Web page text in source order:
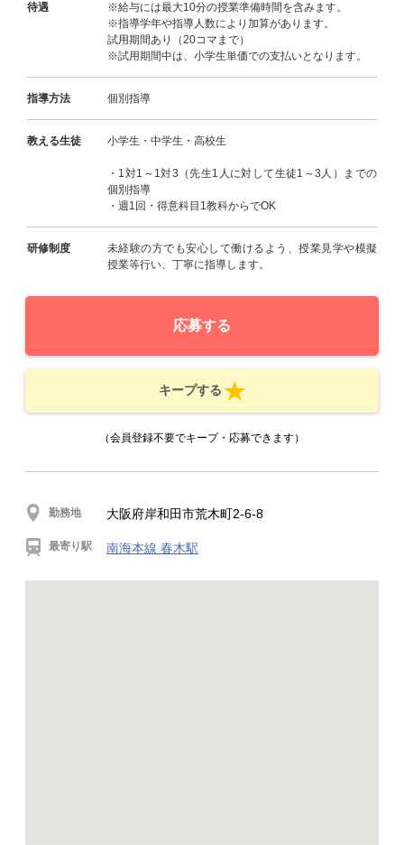
待遇
※給与には最大10分の授業準備時間を含みます。
※指導学年や指導人数により加算があります。
試用期間あり（20コマまで）
※試用期間中は、小学生単価での支払いとなります。
指導方法 個別指導
教える生徒 小学生・中学生・高校生
・1対1～1対3（先生1人に対して生徒1～3人）までの
個別指導
・週1回・得意科目1教科からでOK
研修制度
未経験の方でも安心して働けるよう、授業見学や模擬
授業等行い、丁寧に指導します。
応募する
キープする
（会員登録不要でキープ・応募できます）
勤務地 大阪府岸和田市荒木町2-6-8
最寄り駅 南海本線 春木駅